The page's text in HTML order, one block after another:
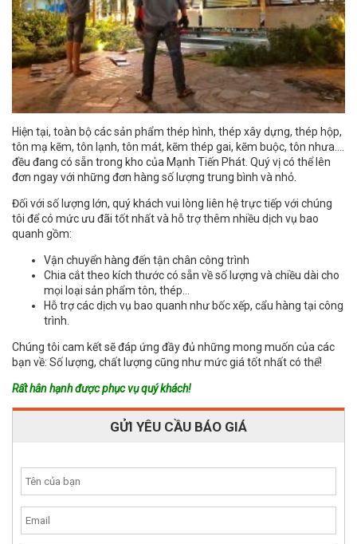
Hiện tại, toàn bộ các sản phẩm thép hình, thép xây dựng, thép hộp,
tôn mạ kẽm, tôn lạnh, tôn mát, kẽm thép gai, kẽm buộc, tôn nhưa….
đều đang có sẵn trong kho của Mạnh Tiến Phát. Quý vị có thể lên
đơn ngay với những đơn hàng số lượng trung bình và nhỏ.
Đối với số lượng lớn, quý khách vui lòng liên hệ trực tiếp với chúng
tôi để có mức ưu đãi tốt nhất và hỗ trợ thêm nhiều dịch vụ bao
quanh gồm:
Vận chuyển hàng đến tận chân công trình
Chia cắt theo kích thước có sẵn về số lượng và chiều dài cho
mọi loại sản phẩm tôn, thép…
Hỗ trợ các dịch vụ bao quanh như bốc xếp, cẩu hàng tại công
trình.
Chúng tôi cam kết sẽ đáp ứng đầy đủ những mong muốn của các
bạn về: Số lượng, chất lượng cũng như mức giá tốt nhất có thể!
Rất hân hạnh được phục vụ quý khách!
GỬI YÊU CẦU BÁO GIÁ